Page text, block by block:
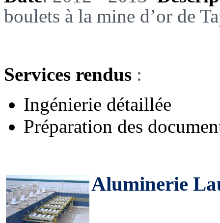
boulets à la mine d’or de
Services rendus :
Ingénierie détaillée
Préparation des
Aluminerie